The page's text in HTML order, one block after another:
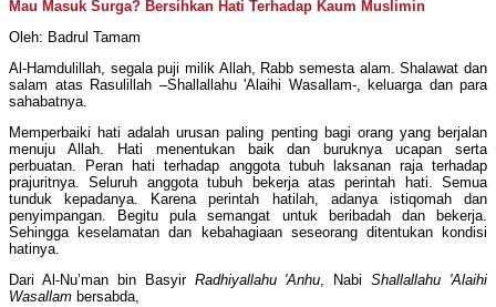
Mau Masuk Surga? Bersihkan Hati Terhadap Kaum Muslimin
Oleh: Badrul Tamam
Al-Hamdulillah, segala puji milik Allah, Rabb semesta alam. Shalawat dan
salam atas Rasulillah –Shallallahu 'Alaihi Wasallam-, keluarga dan para
sahabatnya.
Memperbaiki hati adalah urusan paling penting bagi orang yang berjalan
menuju Allah. Hati menentukan baik dan buruknya ucapan serta
perbuatan. Peran hati terhadap anggota tubuh laksanan raja terhadap
prajuritnya. Seluruh anggota tubuh bekerja atas perintah hati. Semua
tunduk kepadanya. Karena perintah hatilah, adanya istiqomah dan
penyimpangan. Begitu pula semangat untuk beribadah dan bekerja.
Sehingga keselamatan dan kebahagiaan seseorang ditentukan kondisi
hatinya.
Dari Al-Nu’man bin Basyir Radhiyallahu 'Anhu, NabiShallallahu 'Alaihi
Wasallam bersabda,